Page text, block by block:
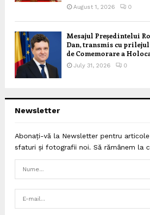
August 1, 2026 0
Mesajul Președintelui
Dan, transmis cu
de Comemorare a
July 31, 2026 0
Newsletter
Abonați-vă la Newsletter pentru
sfaturi și fotografii noi. Să rămânem la